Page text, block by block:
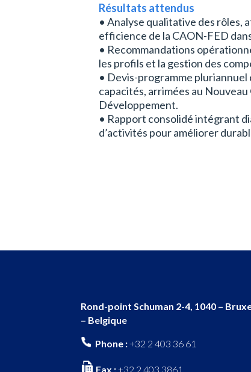
Résultats attendus
• Analyse qualitative des
efficience de la CAON-FED
• Recommandations
les profils et la gestion des
• Devis-programme
capacités, arrimées au
Développement.
• Rapport consolidé intégrant
d’activités pour améliorer
Rond-point Schuman 2-4, 1040 –
– Belgique
Phone :+32 2 403 36 61
Fax :+32 2 403 3861